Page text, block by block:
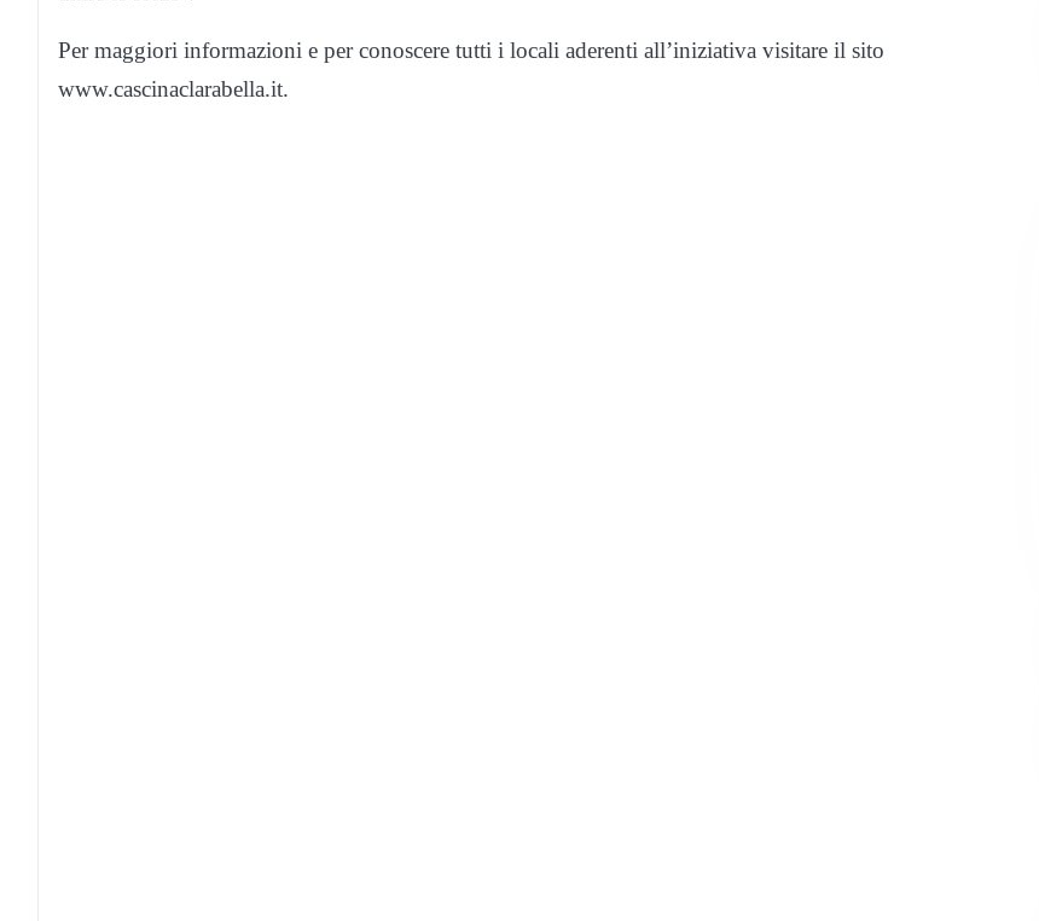
Per maggiori informazioni e per conoscere tutti i locali aderenti all’iniziativa visitare il sito
www.cascinaclarabella.it.